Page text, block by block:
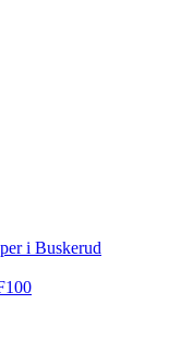
i Buskerud